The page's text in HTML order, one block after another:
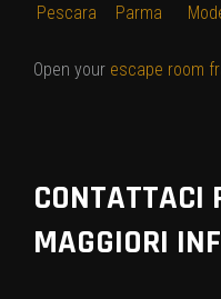
Pescara
Parma
Open your escape room
CONTATTACI
MAGGIORI